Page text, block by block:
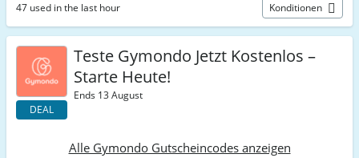
47 used in the last hour Konditionen
DEAL
Teste Gymondo Jetzt Kostenlos –
Starte Heute!
Ends 13 August
Alle Gymondo Gutscheincodes anzeigen